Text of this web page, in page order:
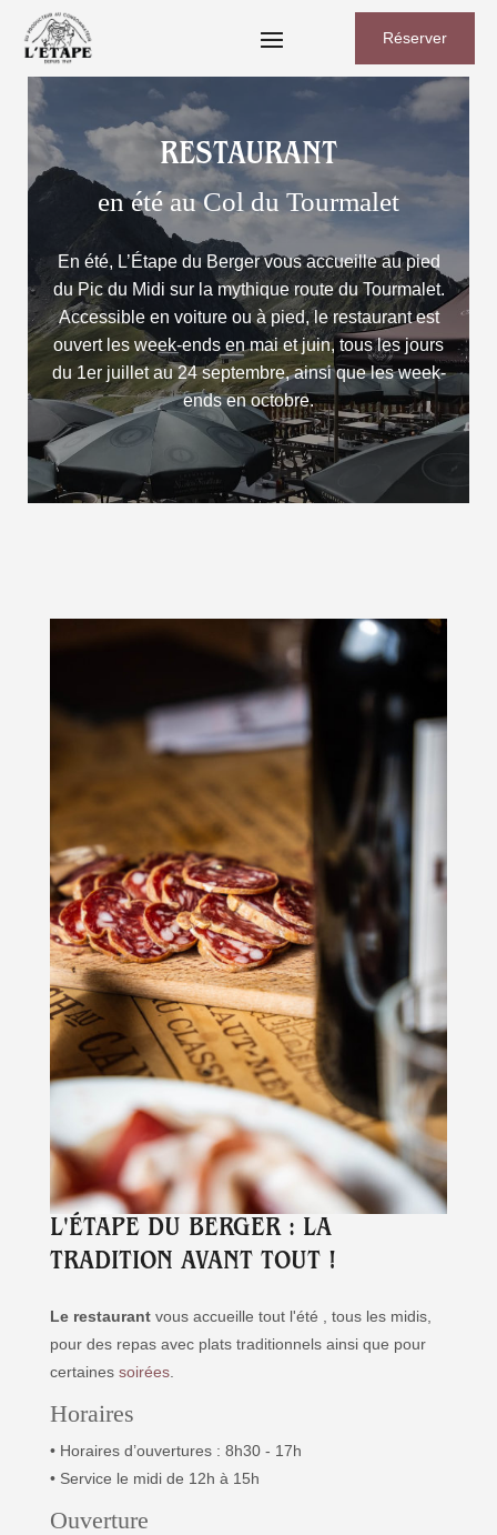
Réserver
RESTAURANT
en été au Col du Tourmalet
En été, L’Étape du Berger vous accueille au pied
du Pic du Midi sur la mythique route du Tourmalet.
Accessible en voiture ou à pied, le restaurant est
ouvert les week-ends en mai et juin, tous les jours
du 1er juillet au 24 septembre, ainsi que les week-
ends en octobre.
L'ÉTAPE DU BERGER : LA
TRADITION AVANT TOUT !
Le restaurantvous accueille tout l'été , tous les midis,
pour des repas avec plats traditionnels ainsi que pour
certaines soirées.
Horaires
• Horaires d’ouvertures : 8h30 - 17h
• Service le midi de 12h à 15h
Ouverture